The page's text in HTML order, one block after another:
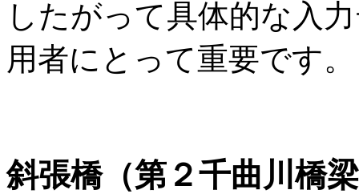
したがって具体的な入
用者にとって重要です。
斜張橋（第２千曲川橋